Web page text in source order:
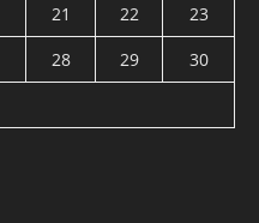
21 22
23
28 29
30